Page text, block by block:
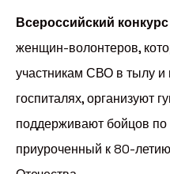
Всероссийский
женщин-волонтеров,
участникам СВО в тылу
госпиталях, организуют
поддерживают бойцов
приуроченный к 80-